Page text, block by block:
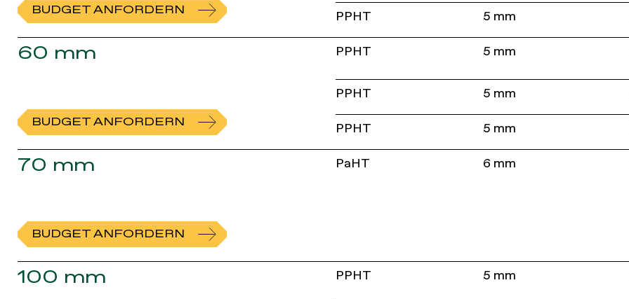
BUDGET ANFORDERN PPHT 5 mm
60 mm
BUDGET ANFORDERN
PPHT 5 mm
PPHT 5 mm
PPHT 5 mm
70 mm
BUDGET ANFORDERN
PaHT 6 mm
100 mm PPHT 5 mm